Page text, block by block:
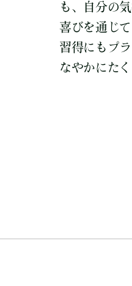
も、自分の
喜びを通じ
習得にもプ
なやかにた